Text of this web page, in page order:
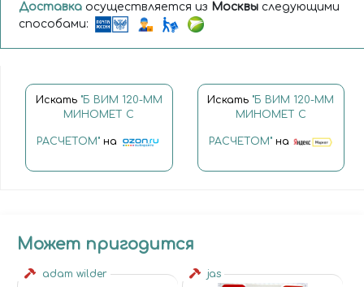
Доставка осуществляется из Москвы следующими
способами:
Искать "Б ВИМ 120-ММ
МИНОМЕТ С
РАСЧЕТОМ" на
Искать "Б ВИМ 120-ММ
МИНОМЕТ С
РАСЧЕТОМ"на
Может пригодится
adam wilder jas